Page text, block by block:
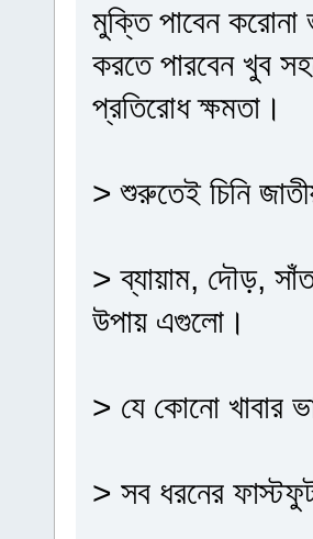
মুক্তি পাবেন করোনা
করতে পারবেন খুব
প্রতিরোধ ক্ষমতা।
> শুরুতেই চিনি
> ব্যায়াম, দৌড়,
উপায় এগুলো।
> যে কোনো খাবার
> সব ধরনের